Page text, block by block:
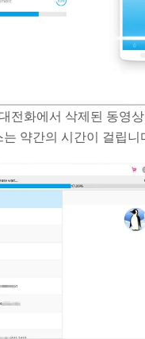
전화에서 삭제된 동영
약간의 시간이 걸립니